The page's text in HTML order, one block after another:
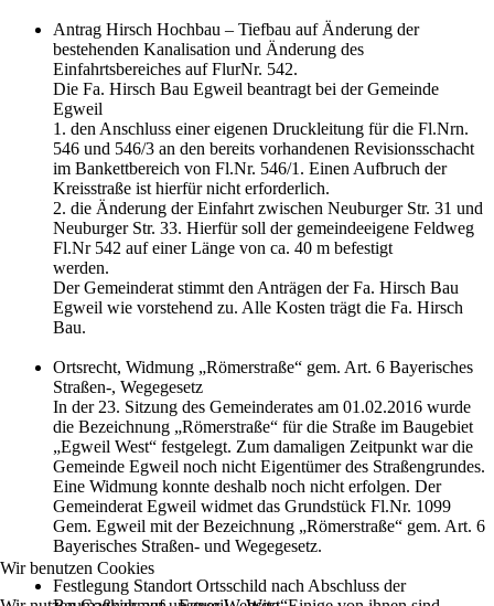
Antrag Hirsch Hochbau – Tiefbau auf Änderung der
bestehenden Kanalisation und Änderung des
Einfahrtsbereiches auf FlurNr. 542.
Die Fa. Hirsch Bau Egweil beantragt bei der Gemeinde
Egweil
1. den Anschluss einer eigenen Druckleitung für die Fl.Nrn.
546 und 546/3 an den bereits vorhandenen Revisionsschacht
im Bankettbereich von Fl.Nr. 546/1. Einen Aufbruch der
Kreisstraße ist hierfür nicht erforderlich.
2. die Änderung der Einfahrt zwischen Neuburger Str. 31 und
Neuburger Str. 33. Hierfür soll der gemeindeeigene Feldweg
Fl.Nr 542 auf einer Länge von ca. 40 m befestigt
werden.
Der Gemeinderat stimmt den Anträgen der Fa. Hirsch Bau
Egweil wie vorstehend zu. Alle Kosten trägt die Fa. Hirsch
Bau.
Ortsrecht, Widmung „Römerstraße“ gem. Art. 6 Bayerisches
Straßen-, Wegegesetz
In der 23. Sitzung des Gemeinderates am 01.02.2016 wurde
die Bezeichnung „Römerstraße“ für die Straße im Baugebiet
„Egweil West“ festgelegt. Zum damaligen Zeitpunkt war die
Gemeinde Egweil noch nicht Eigentümer des Straßengrundes.
Eine Widmung konnte deshalb noch nicht erfolgen. Der
Gemeinderat Egweil widmet das Grundstück Fl.Nr. 1099
Gem. Egweil mit der Bezeichnung „Römerstraße“ gem. Art. 6
Bayerisches Straßen- und Wegegesetz.
Festlegung Standort Ortsschild nach Abschluss der
Wir benutzen Cookies